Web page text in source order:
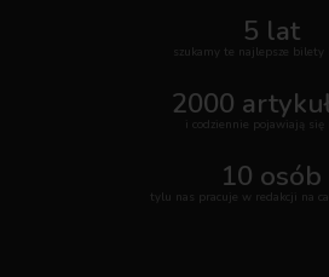
5 lat
szukamy te najlepsze bilety
2000
i codziennie pojawiają się
10 osób
tylu nas pracuje w redakcji na